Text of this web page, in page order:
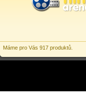
Máme pro Vás 917 produktů.